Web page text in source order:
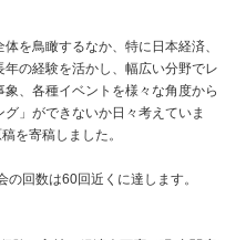
を鳥瞰するなか、特に日本経済、
の経験を活かし、幅広い分野でレ
、各種イベントを様々な角度から
」ができないか日々考えていま
を寄稿しました。
回数は60回近くに達します。